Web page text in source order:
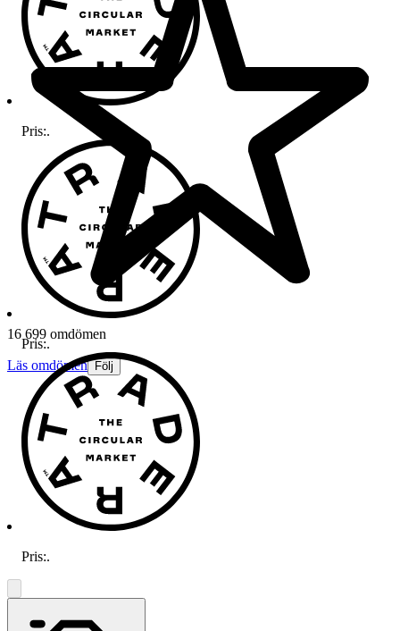
16 699 omdömen
Läs omdömen Följ
Pris:.
Pris:.
Pris:.